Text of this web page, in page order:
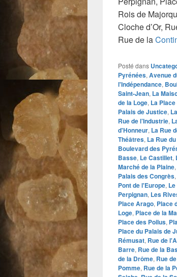
Rois de
Cloche d’Or,
Rue de la
Posté dans
Pyrénées, Avenue
l'Indépendance,
Saint-Jean, La
de la Loge, La
Palais de Justice,
Rue de l’Industrie,
d'Honneur, La Rue
Théâtres, La Rue
Boulevard des
Basse, Le Castillet,
Marché de la Plaine,
Palais des Congrès,
Pont de l'Europe,
Perpignan, Les
Place Arago, Place
Loge, Place de la
Place des Poilus,
Place du Palais de
Rémusat, Rue de
Barre, Rue de la
de la Drôme, Rue
Pomme, Rue de la